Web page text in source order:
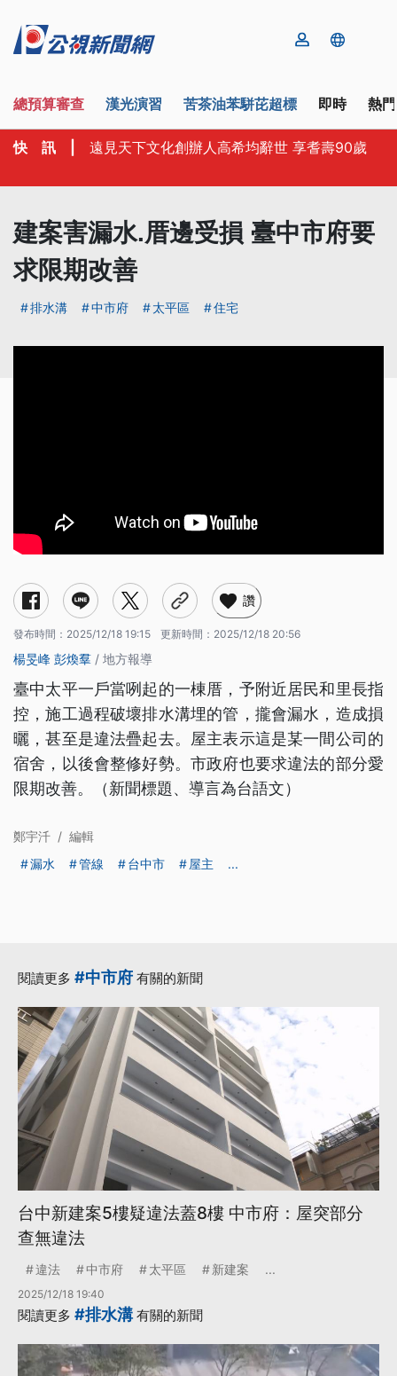
總預算審查 漢光演習 苦茶油苯駢芘超標 即時 熱
快 訊 遠見天下文化創辦人高希均辭世 享耆壽90歲
建案害漏水.厝邊受損 臺中市府要
求限期改善
排水溝 中市府 太平區 住宅
讚
發布時間： 2025/12/18 19:15 更新時間： 2025/12/18 20:56
楊旻峰 彭煥羣 / 地方報導
臺中太平一戶當咧起的一棟厝，予附近居民和里長指
控，施工過程破壞排水溝埋的管，攏會漏水，造成損
曬，甚至是違法疊起去。屋主表示這是某一間公司的
宿舍，以後會整修好勢。市政府也要求違法的部分愛
限期改善。（新聞標題、導言為台語文）
鄭宇汘 / 編輯
漏水
管線 台中市 屋主 ...
閱讀更多 #中市府 有關的新聞
台中新建案5樓疑違法蓋8樓 中市府：屋突部分
查無違法
違法 中市府 太平區 新建案 ...
2025/12/18 19:40
閱讀更多 #排水溝有關的新聞